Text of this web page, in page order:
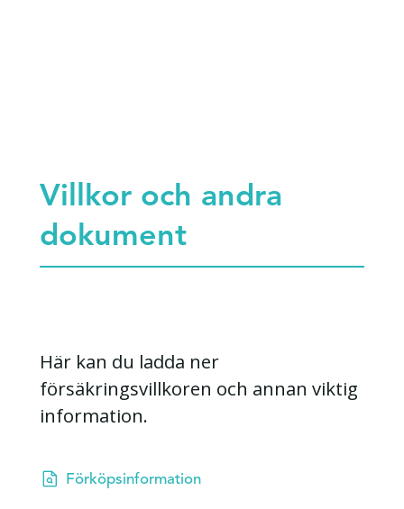
Villkor och andra
dokument
Här kan du ladda ner
försäkringsvillkoren och annan viktig
information.
 Förköpsinformation